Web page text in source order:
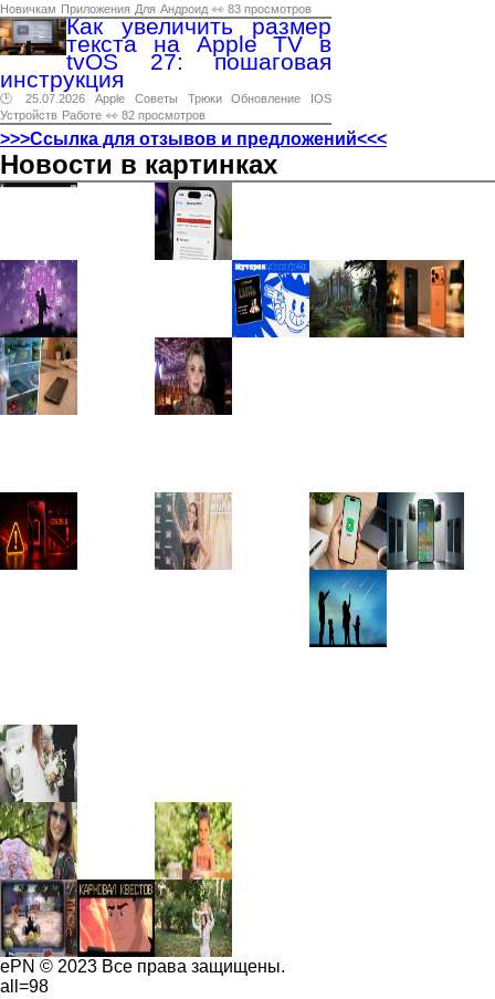
Новичкам Приложения Для Андроид 👀 83 просмотров
Как увеличить размер
текста на Apple TV в
tvOS 27: пошаговая
инструкция
🕑 25.07.2026 Apple Советы Трюки Обновление
IOS
Устройств Работе 👀 82 просмотров
>>>Ссылка для отзывов и предложений<<<
Новости в картинках
ePN © 2023 Все права защищены.
all=98